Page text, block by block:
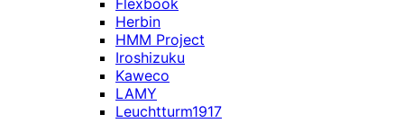
Flexbook
Herbin
HMM Project
Iroshizuku
Kaweco
LAMY
Leuchtturm1917